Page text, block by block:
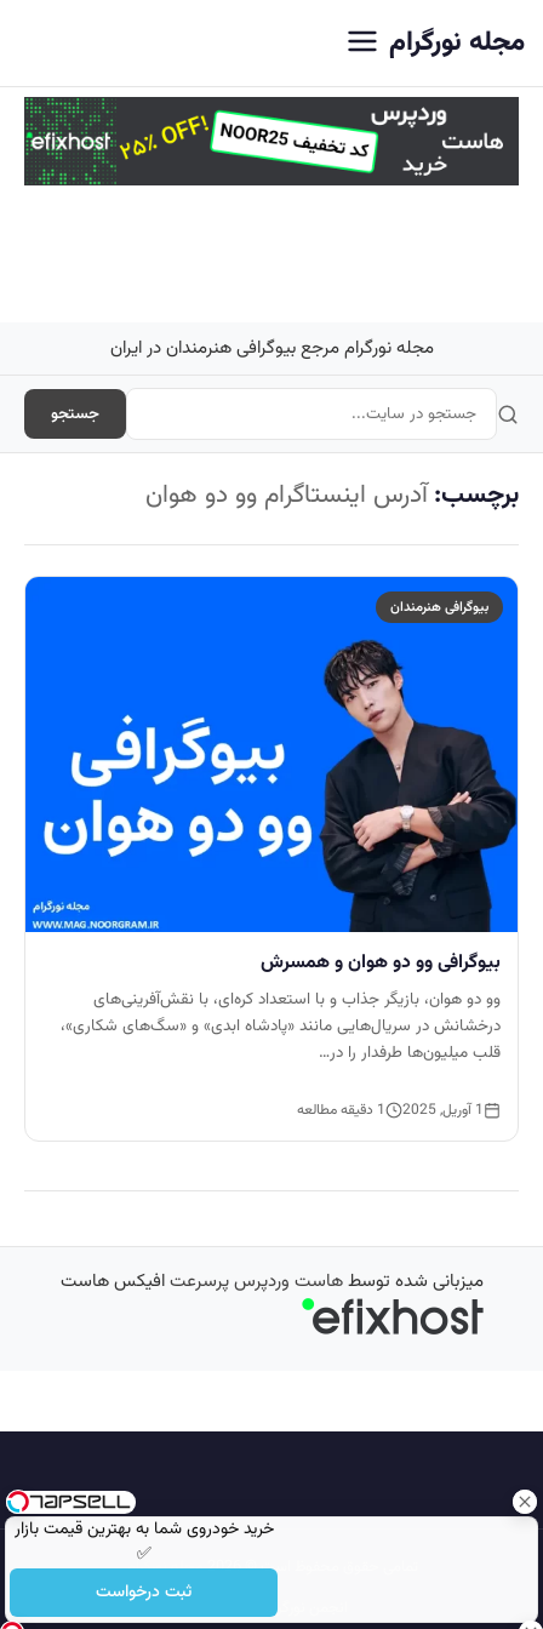
خرید خودروی شما به بهترین قیمت بازار
✅
ثبت درخواست
مجله نورگرام
مجله نورگرام مرجع بیوگرافی هنرمندان در ایران
جستجو
برچسب:آدرس اینستاگرام وو دو هوان
بیوگرافی هنرمندان
بیوگرافی وو دو هوان و همسرش
وو دو هوان، بازیگر جذاب و با استعداد کره‌ای، با نقش‌آفرینی‌های
درخشانش در سریال‌هایی مانند «پادشاه ابدی» و «سگ‌های شکاری»،
قلب میلیون‌ها طرفدار را در…
1 آوریل, 2025 1 دقیقه مطالعه
میزبانی شده توسطهاست وردپرس پرسرعتافیکس هاست
تمامی حقوق محفوظ است © 2026
مجله نورگرام
انجمن نورگرام